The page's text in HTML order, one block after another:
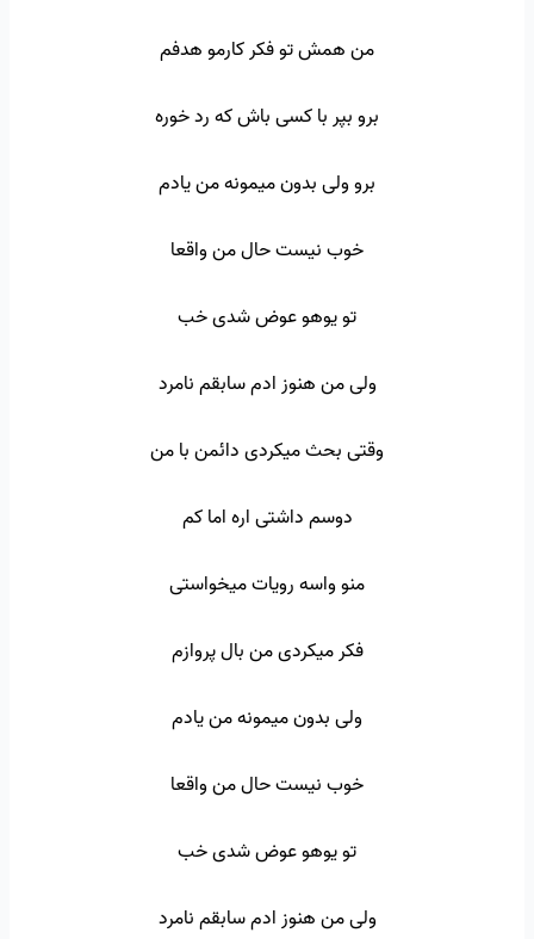
من همش تو فکر کارمو هدفم
برو بپر با کسی باش که رد خوره
برو ولی بدون میمونه من یادم
خوب نیست حال من واقعا
تو یوهو عوض شدی خب
ولی من هنوز ادم سابقم نامرد
وقتی بحث میکردی دائمن با من
دوسم داشتی اره اما کم
منو واسه رویات میخواستی
فکر میکردی من بال پروازم
ولی بدون میمونه من یادم
خوب نیست حال من واقعا
تو یوهو عوض شدی خب
ولی من هنوز ادم سابقم نامرد